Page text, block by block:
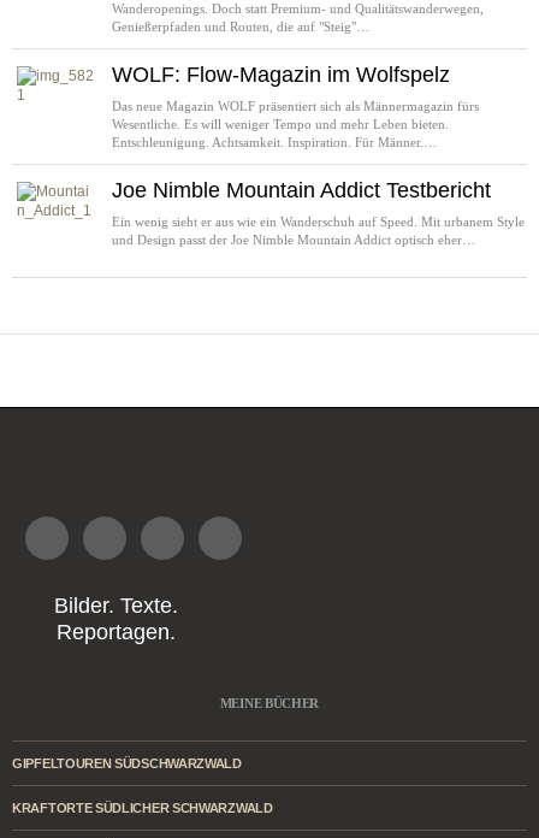
Wanderopenings. Doch statt Premium- und Qualitätswanderwegen,
Genießerpfaden und Routen, die auf "Steig"…
WOLF: Flow-Magazin im Wolfspelz
Das neue Magazin WOLF präsentiert sich als Männermagazin fürs
Wesentliche. Es will weniger Tempo und mehr Leben bieten.
Entschleunigung. Achtsamkeit. Inspiration. Für Männer.…
Joe Nimble Mountain Addict Testbericht
Ein wenig sieht er aus wie ein Wanderschuh auf Speed. Mit urbanem Style
und Design passt der Joe Nimble Mountain Addict optisch eher…
Bilder. Texte.
Reportagen.
MEINE BÜCHER
GIPFELTOUREN SÜDSCHWARZWALD
KRAFTORTE SÜDLICHER SCHWARZWALD